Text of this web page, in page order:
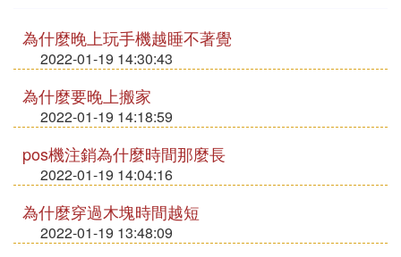
為什麼晚上玩手機越睡不著覺
2022-01-19 14:30:43
為什麼要晚上搬家
2022-01-19 14:18:59
pos機注銷為什麼時間那麼長
2022-01-19 14:04:16
為什麼穿過木塊時間越短
2022-01-19 13:48:09